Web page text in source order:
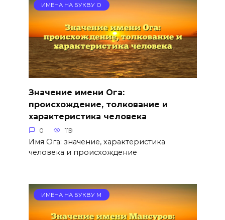
ИМЕНА НА БУКВУ О
Значение имени Ога:
происхождение, толкование и
характеристика человека
0 119
Имя Ога: значение, характеристика
человека и происхождение
ИМЕНА НА БУКВУ М